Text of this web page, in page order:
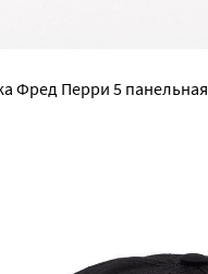
Фред Перри 5 панельная